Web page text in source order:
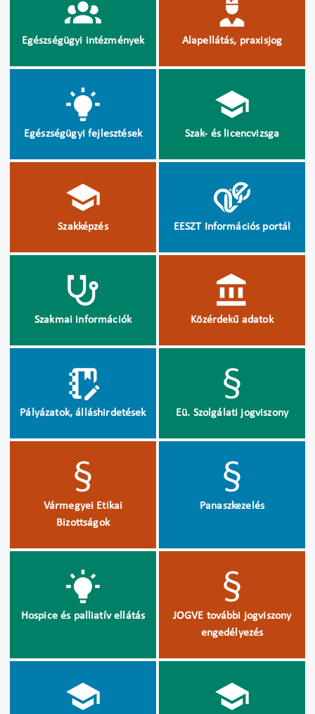
Egészségügyi intézmények Alapellátás, praxisjog
Egészségügyi fejlesztések Szak- és licencvizsga
Szakképzés EESZT Információs portál
Szakmai információk Közérdekű adatok
Pályázatok, álláshirdetések Eü. Szolgálati jogviszony
Vármegyei Etikai
Bizottságok
Panaszkezelés
Hospice és palliatív ellátás
JOGVE további jogviszony
engedélyezés